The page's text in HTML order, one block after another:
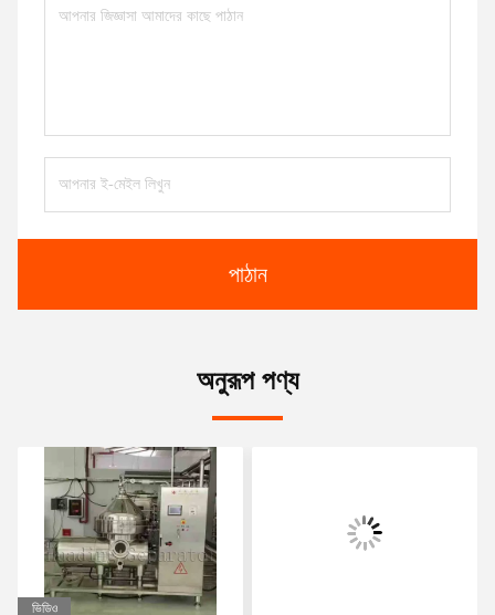
পাঠান
অনুরূপ পণ্য
ভিডিও